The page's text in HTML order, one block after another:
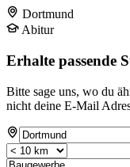
Dortmund
Abitur
Erhalte passende
Bitte sage uns, wo du
nicht deine E-Mail